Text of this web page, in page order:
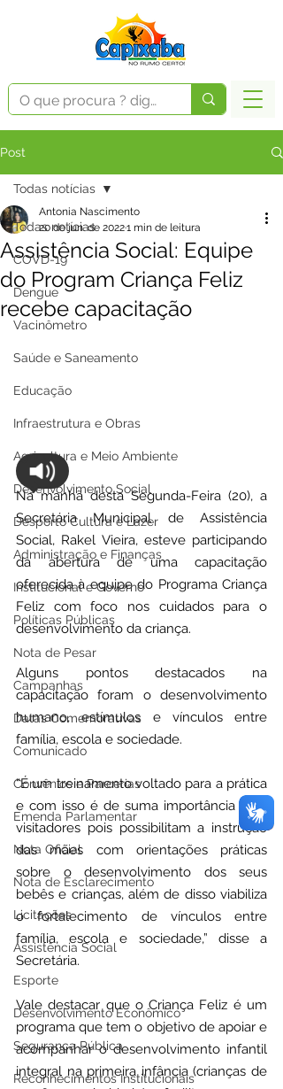
Post
Todas notícias
COVD-19
Dengue
Vacinômetro
Saúde e Saneamento
Educação
Infraestrutura e Obras
Agricultura e Meio Ambiente
Desenvolvimento Social
Desporto Cultura e Lazer
Administração e Finanças
Institucional e Governo
Políticas Públicas
Nota de Pesar
Campanhas
Datas Comemorativas
Comunicado
Convênios e Parcerias
Emenda Parlamentar
Nota Oficial
Nota de Esclarecimento
Licitações
Assistência Social
Esporte
Desenvolvimento Econômico
Segurança Pública
Reconhecimentos Institucionais
Todas notícias
Assistência Social: Equipe
do Program Criança Feliz
recebe capacitação
Antonia Nascimento
20 de jun. de 20221 min de leitura
Na manhã desta Segunda-Feira (20), a
Secretária Municipal de Assistência
Social, Rakel Vieira, esteve participando
da abertura de uma capacitação
oferecida à equipe do Programa Criança
Feliz com foco nos cuidados para o
desenvolvimento da criança.
Alguns pontos destacados na
capacitação foram o desenvolvimento
humano, estímulos e vínculos entre
família, escola e sociedade.
“É um treinamento voltado para a prática
e com isso é de suma importância para
visitadores pois possibilitam a instrução
das mães com orientações práticas
sobre o desenvolvimento dos seus
bebês e crianças, além de disso viabiliza
o fortalecimento de vínculos entre
família, escola e sociedade,” disse a
Secretária.
Vale destacar que o Criança Feliz é um
programa que tem o objetivo de apoiar e
acompanhar o desenvolvimento infantil
integral na primeira infância (crianças de